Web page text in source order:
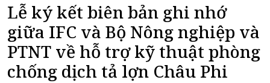
Lễ ký kết biên bản ghi nhớ
giữa IFC và Bộ Nông nghiệp và
PTNT về hỗ trợ kỹ thuật phòng
chống dịch tả lợn Châu Phi